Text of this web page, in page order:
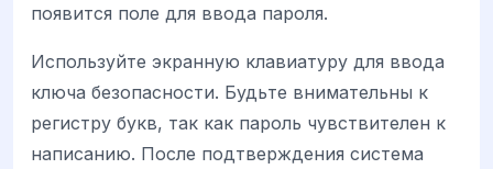
появится поле для ввода пароля.
Используйте экранную клавиатуру для ввода
ключа безопасности. Будьте внимательны к
регистру букв, так как пароль чувствителен к
написанию. После подтверждения система